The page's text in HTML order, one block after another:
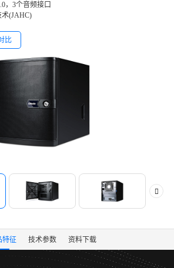
，3个音频接口
(JAHC)
比
特征 技术参数 资料下载